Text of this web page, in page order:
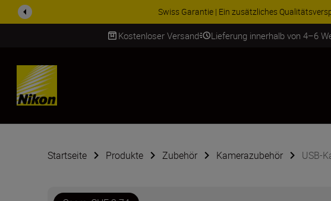
Swiss Garantie | Ein zusätzliches
Kostenloser Versand Lieferung innerhalb von 4–6
SKIP
Startseite Produkte Zubehör Kamerazubehör USB-